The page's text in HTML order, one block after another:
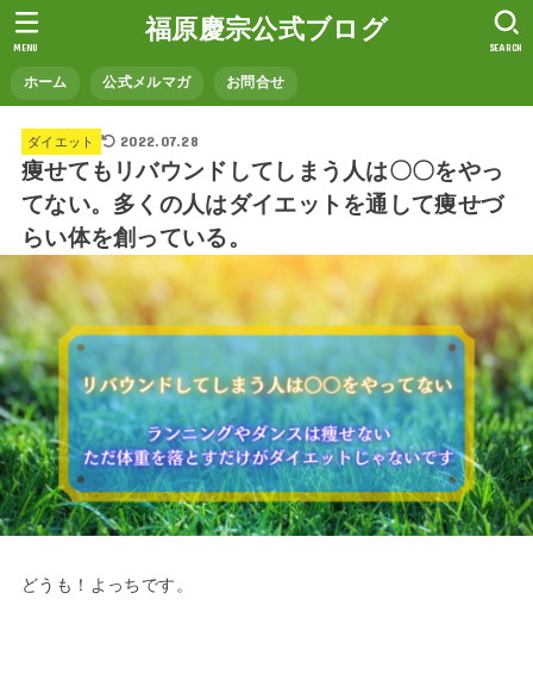
福原慶宗公式ブログ
ホーム 公式メルマガ お問合せ
SEARCH
MENU
ダイエット 2022.07.28
痩せてもリバウンドしてしまう人は〇〇をやっ
てない。多くの人はダイエットを通して痩せづ
らい体を創っている。
どうも！よっちです。